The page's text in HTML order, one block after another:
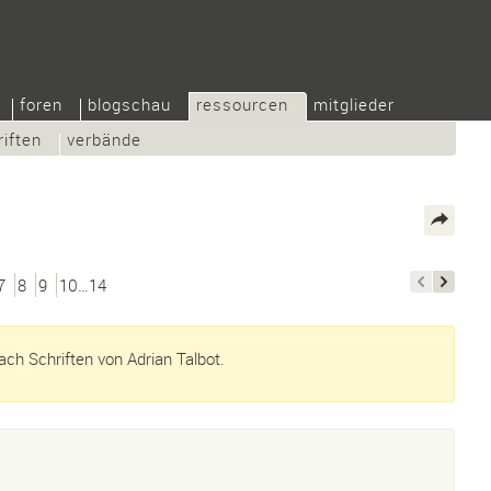
foren blogschau
ressourcen
verbände
mitglieder
8 9 10…14
Schriften von Adrian Talbot.